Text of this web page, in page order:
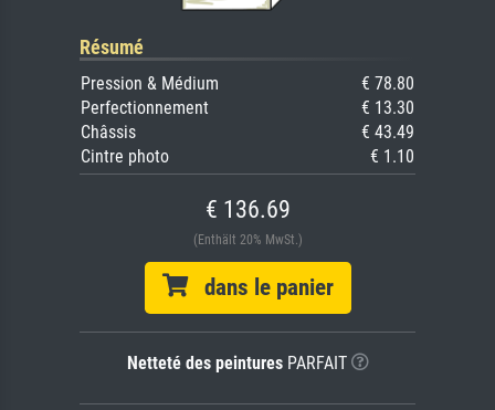
Résumé
Pression & Médium
€ 78.80
Perfectionnement
€ 13.30
Châssis
€ 43.49
Cintre photo
€ 1.10
€ 136.69
(Enthält 20% MwSt.)
dans le panier
Netteté des peinturesPARFAIT